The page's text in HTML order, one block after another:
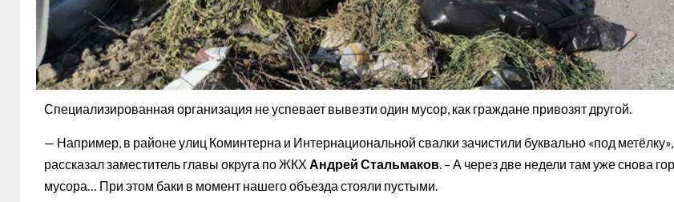
Специализированная организация не успевает вывезти один мусор, как граждане привозят другой.
— Например, в районе улиц Коминтерна и Интернациональной свалки зачистили буквально «под метёлку»,
рассказал заместитель главы округа по ЖКХ Андрей Стальмаков. – А через две недели там уже снова
мусора… При этом баки в момент нашего объезда стояли пустыми.